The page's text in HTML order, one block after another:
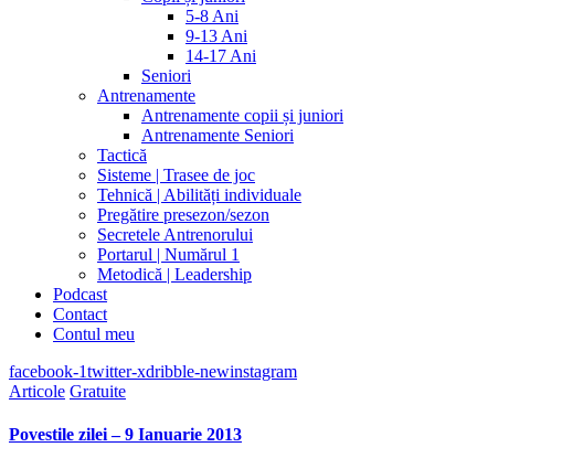
5-8 Ani
9-13 Ani
14-17 Ani
Seniori
Antrenamente
Antrenamente copii și juniori
Antrenamente Seniori
Tactică
Sisteme | Trasee de joc
Tehnică | Abilități individuale
Pregătire presezon/sezon
Secretele Antrenorului
Portarul | Numărul 1
Metodică | Leadership
Podcast
Contact
Contul meu
facebook-1twitter-xdribble-newinstagram
Articole Gratuite
Povestile zilei – 9 Ianuarie 2013